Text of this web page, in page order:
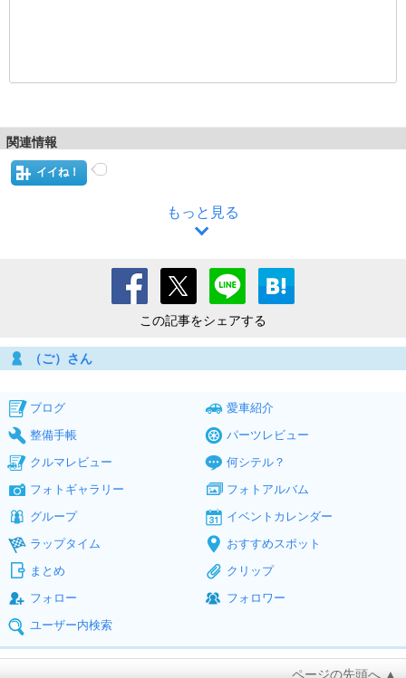
関連情報
イイね！
もっと見る
この記事をシェアする
（ご）さん
ブログ
愛車紹介
整備手帳
パーツレビュー
クルマレビュー
何シテル？
フォトギャラリー
フォトアルバム
グループ
イベントカレンダー
ラップタイム
おすすめスポット
まとめ
クリップ
フォロー
フォロワー
ユーザー内検索
ページの先頭へ ▲